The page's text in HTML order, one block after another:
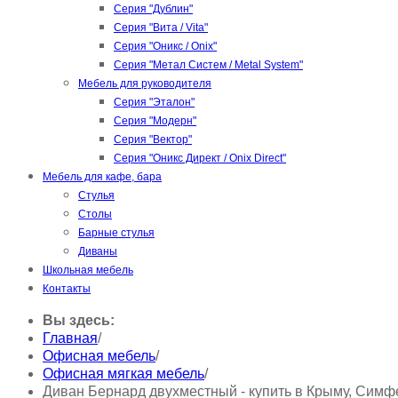
Серия "Дублин"
Серия "Вита / Vita"
Серия "Оникс / Onix"
Серия "Метал Систем / Metal System"
Мебель для руководителя
Серия "Эталон"
Серия "Модерн"
Серия "Вектор"
Серия "Оникс Директ / Onix Direct"
Мебель для кафе, бара
Стулья
Столы
Барные стулья
Диваны
Школьная мебель
Контакты
Вы здесь:
Главная/
Офисная мебель/
Офисная мягкая мебель/
Диван Бернард двухместный - купить в Крыму,